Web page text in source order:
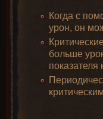
Когда с
урон, он
больше
показателя
критическим